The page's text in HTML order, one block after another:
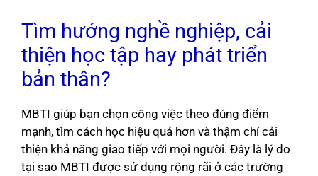
Tìm hướng nghề nghiệp, cải
thiện học tập hay phát triển
bản thân?
MBTI giúp bạn chọn công việc theo đúng điểm
mạnh, tìm cách học hiệu quả hơn và thậm chí cải
thiện khả năng giao tiếp với mọi người. Đây là lý do
tại sao MBTI được sử dụng rộng rãi ở các trường